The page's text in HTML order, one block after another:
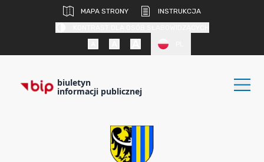
MAPA STRONY
INSTRUKCJA
biuletyn
informacji publicznej